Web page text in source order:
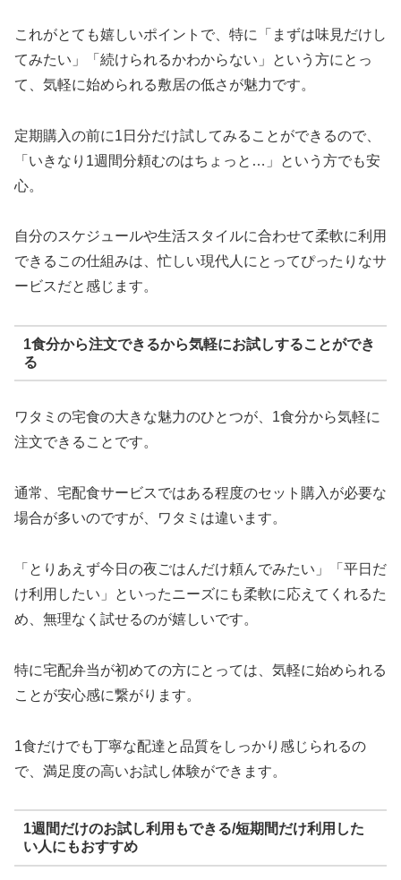
これがとても嬉しいポイントで、特に「まずは味見だけし
てみたい」「続けられるかわからない」という方にとっ
て、気軽に始められる敷居の低さが魅力です。
定期購入の前に1日分だけ試してみることができるので、
「いきなり1週間分頼むのはちょっと…」という方でも安
心。
自分のスケジュールや生活スタイルに合わせて柔軟に利用
できるこの仕組みは、忙しい現代人にとってぴったりなサ
ービスだと感じます。
1食分から注文できるから気軽にお試しすることができ
る
ワタミの宅食の大きな魅力のひとつが、1食分から気軽に
注文できることです。
通常、宅配食サービスではある程度のセット購入が必要な
場合が多いのですが、ワタミは違います。
「とりあえず今日の夜ごはんだけ頼んでみたい」「平日だ
け利用したい」といったニーズにも柔軟に応えてくれるた
め、無理なく試せるのが嬉しいです。
特に宅配弁当が初めての方にとっては、気軽に始められる
ことが安心感に繋がります。
1食だけでも丁寧な配達と品質をしっかり感じられるの
で、満足度の高いお試し体験ができます。
1週間だけのお試し利用もできる/短期間だけ利用した
い人にもおすすめ